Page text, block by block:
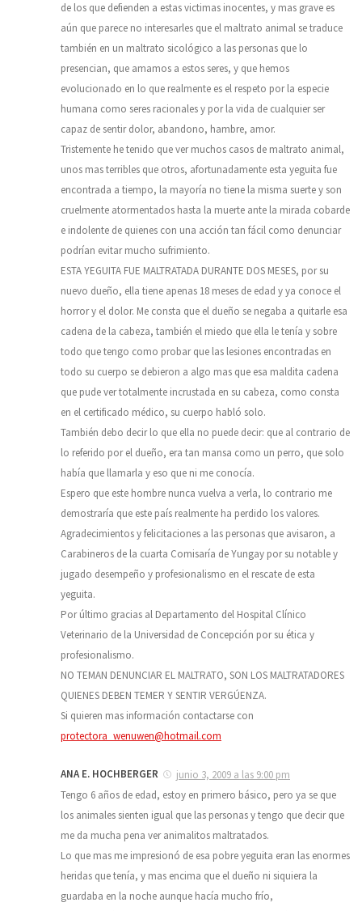
de los que defienden a estas victimas inocentes, y mas grave es
aún que parece no interesarles que el maltrato animal se traduce
también en un maltrato sicológico a las personas que lo
presencian, que amamos a estos seres, y que hemos
evolucionado en lo que realmente es el respeto por la especie
humana como seres racionales y por la vida de cualquier ser
capaz de sentir dolor, abandono, hambre, amor.
Tristemente he tenido que ver muchos casos de maltrato animal,
unos mas terribles que otros, afortunadamente esta yeguita fue
encontrada a tiempo, la mayoría no tiene la misma suerte y son
cruelmente atormentados hasta la muerte ante la mirada cobarde
e indolente de quienes con una acción tan fácil como denunciar
podrían evitar mucho sufrimiento.
ESTA YEGUITA FUE MALTRATADA DURANTE DOS MESES, por su
nuevo dueño, ella tiene apenas 18 meses de edad y ya conoce el
horror y el dolor. Me consta que el dueño se negaba a quitarle esa
cadena de la cabeza, también el miedo que ella le tenía y sobre
todo que tengo como probar que las lesiones encontradas en
todo su cuerpo se debieron a algo mas que esa maldita cadena
que pude ver totalmente incrustada en su cabeza, como consta
en el certificado médico, su cuerpo habló solo.
También debo decir lo que ella no puede decir: que al contrario de
lo referido por el dueño, era tan mansa como un perro, que solo
había que llamarla y eso que ni me conocía.
Espero que este hombre nunca vuelva a verla, lo contrario me
demostraría que este país realmente ha perdido los valores.
Agradecimientos y felicitaciones a las personas que avisaron, a
Carabineros de la cuarta Comisaría de Yungay por su notable y
jugado desempeño y profesionalismo en el rescate de esta
yeguita.
Por último gracias al Departamento del Hospital Clínico
Veterinario de la Universidad de Concepción por su ética y
profesionalismo.
NO TEMAN DENUNCIAR EL MALTRATO, SON LOS MALTRATADORES
QUIENES DEBEN TEMER Y SENTIR VERGÚENZA.
Si quieren mas información contactarse con
protectora_wenuwen@hotmail.com
ANA E. HOCHBERGER
junio 3, 2009 a las 9:00 pm
Tengo 6 años de edad, estoy en primero básico, pero ya se que
los animales sienten igual que las personas y tengo que decir que
me da mucha pena ver animalitos maltratados.
Lo que mas me impresionó de esa pobre yeguita eran las enormes
heridas que tenía, y mas encima que el dueño ni siquiera la
guardaba en la noche aunque hacía mucho frío,